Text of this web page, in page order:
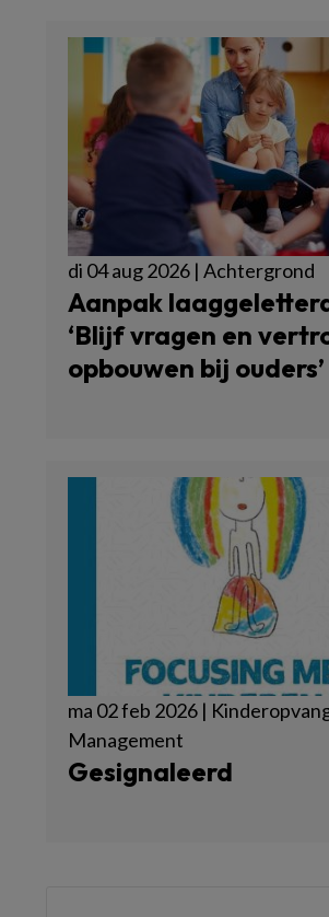
di 04 aug 2026 | Achtergrond
Aanpak
‘Blijf vragen en
opbouwen bij ouders’
ma 02 feb 2026 |
Management
Gesignaleerd